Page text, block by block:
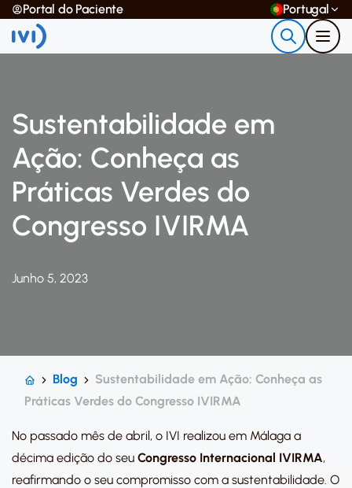
Portal do Paciente Portugal
Sustentabilidade em
Ação: Conheça as
Práticas Verdes do
Congresso IVIRMA
Junho 5, 2023
Blog
Sustentabilidade em Ação: Conheça as
Práticas Verdes do Congresso IVIRMA
No passado mês de abril, o IVI realizou em Málaga a
décima edição do seu Congresso Internacional IVIRMA,
reafirmando o seu compromisso com a sustentabilidade. O